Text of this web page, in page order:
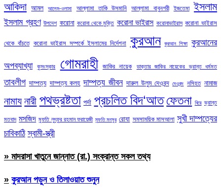
আকিদা আমল আলেম-ওলামা আল্লামা তাকি উসমানি আল্লামা বাবুনগরী ইজতেমা ইসলাম
ইসলাম গ্রহণ উপদেশ করোনা করোনা থেকে মুক্তি করোনা ভাইরাস করোনাভাইরাস করোনা ভাইরাস
থেকে বাঁচতে করোনা ভাইরাস সম্পর্কে ইসলামের নির্দেশনা কুরআন কুরআন শিক্ষা কুরআনের
অপব্যাখ্যা কুসংস্কার গোমরাহী জাকির নায়েক ডাক্তার জাকির নায়েকের ভ্রান্ত ধর্মমত
তাবলীগ দাম্পত্য দাম্পত্য কলহ দাম্পত্য জীবন দারুল উলুম দেওবন্দ দেওবন্দ নসিহত নামাজ
নামায নারী পথভ্রষ্টতা পর্দা প্রচলিত বিদ‘আত ফেতনা বিয়ে ভ্রান্ত
মতবাদ মসজিদ মুফতি লুৎফুর রহমান ফরায়েজী মুফতি মনসুর রোযা সমসাময়িক মাসআলা সুখী দাম্পত্যের
চাবিকাঠি স্বামী-স্ত্রী
» মাদরাসা খাতুনে জান্নাত (রা.) সংক্রান্ত সকল তথ্য
» কুরআন পড়ুন ও তিলাওয়াত শুনুন